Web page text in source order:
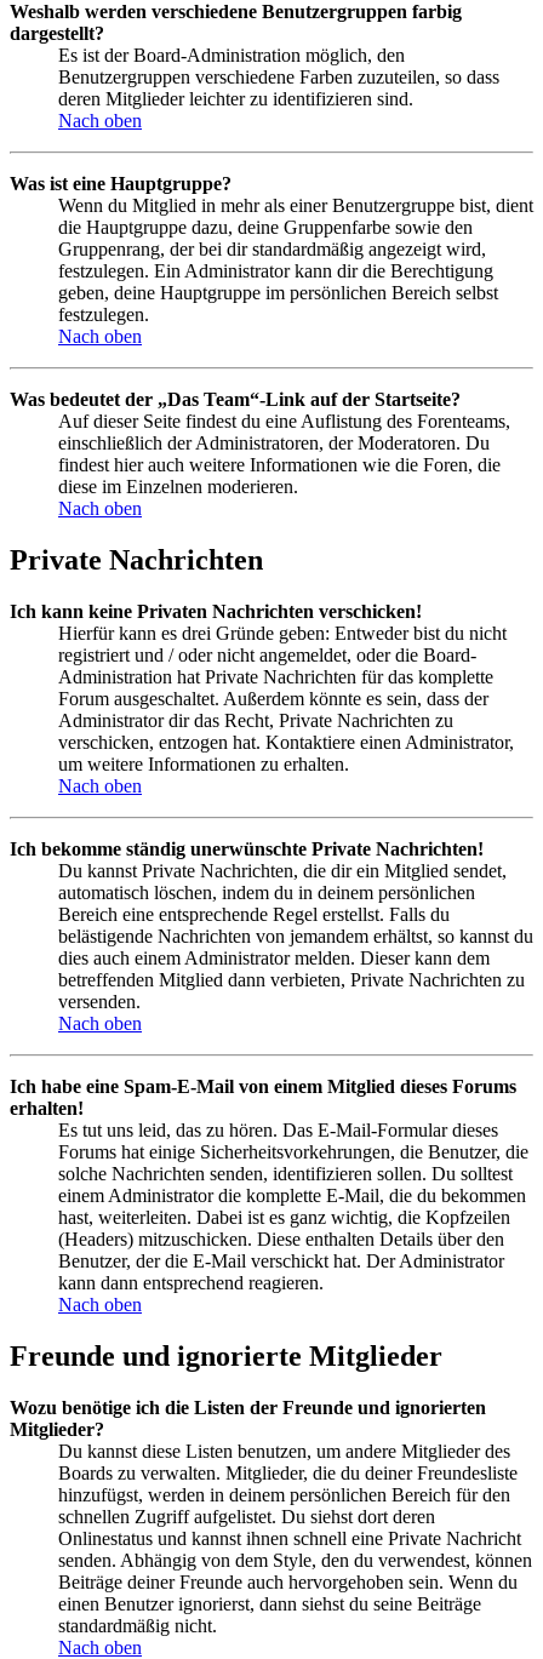
Weshalb werden verschiedene Benutzergruppen farbig
dargestellt?
Es ist der Board-Administration möglich, den
Benutzergruppen verschiedene Farben zuzuteilen, so dass
deren Mitglieder leichter zu identifizieren sind.
Nach oben
Was ist eine Hauptgruppe?
Wenn du Mitglied in mehr als einer Benutzergruppe bist, dient
die Hauptgruppe dazu, deine Gruppenfarbe sowie den
Gruppenrang, der bei dir standardmäßig angezeigt wird,
festzulegen. Ein Administrator kann dir die Berechtigung
geben, deine Hauptgruppe im persönlichen Bereich selbst
festzulegen.
Nach oben
Was bedeutet der „Das Team“-Link auf der Startseite?
Auf dieser Seite findest du eine Auflistung des Forenteams,
einschließlich der Administratoren, der Moderatoren. Du
findest hier auch weitere Informationen wie die Foren, die
diese im Einzelnen moderieren.
Nach oben
Private Nachrichten
Ich kann keine Privaten Nachrichten verschicken!
Hierfür kann es drei Gründe geben: Entweder bist du nicht
registriert und / oder nicht angemeldet, oder die Board-
Administration hat Private Nachrichten für das komplette
Forum ausgeschaltet. Außerdem könnte es sein, dass der
Administrator dir das Recht, Private Nachrichten zu
verschicken, entzogen hat. Kontaktiere einen Administrator,
um weitere Informationen zu erhalten.
Nach oben
Ich bekomme ständig unerwünschte Private Nachrichten!
Du kannst Private Nachrichten, die dir ein Mitglied sendet,
automatisch löschen, indem du in deinem persönlichen
Bereich eine entsprechende Regel erstellst. Falls du
belästigende Nachrichten von jemandem erhältst, so kannst du
dies auch einem Administrator melden. Dieser kann dem
betreffenden Mitglied dann verbieten, Private Nachrichten zu
versenden.
Nach oben
Ich habe eine Spam-E-Mail von einem Mitglied dieses Forums
erhalten!
Es tut uns leid, das zu hören. Das E-Mail-Formular dieses
Forums hat einige Sicherheitsvorkehrungen, die Benutzer, die
solche Nachrichten senden, identifizieren sollen. Du solltest
einem Administrator die komplette E-Mail, die du bekommen
hast, weiterleiten. Dabei ist es ganz wichtig, die Kopfzeilen
(Headers) mitzuschicken. Diese enthalten Details über den
Benutzer, der die E-Mail verschickt hat. Der Administrator
kann dann entsprechend reagieren.
Nach oben
Freunde und ignorierte Mitglieder
Wozu benötige ich die Listen der Freunde und ignorierten
Mitglieder?
Du kannst diese Listen benutzen, um andere Mitglieder des
Boards zu verwalten. Mitglieder, die du deiner Freundesliste
hinzufügst, werden in deinem persönlichen Bereich für den
schnellen Zugriff aufgelistet. Du siehst dort deren
Onlinestatus und kannst ihnen schnell eine Private Nachricht
senden. Abhängig von dem Style, den du verwendest, können
Beiträge deiner Freunde auch hervorgehoben sein. Wenn du
einen Benutzer ignorierst, dann siehst du seine Beiträge
standardmäßig nicht.
Nach oben